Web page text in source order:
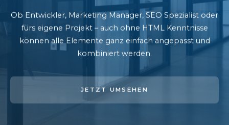
Ob Entwickler, Marketing Manager, SEO Spezialist oder
fürs eigene Projekt – auch ohne HTML Kenntnisse
können alle Elemente ganz einfach angepasst und
kombiniert werden.
JETZT UMSEHEN